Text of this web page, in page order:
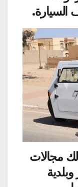
السيارة.
مجالات